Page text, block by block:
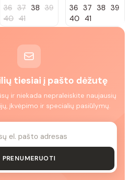
36 37 38 39
40 41
36 37 38 39
40 41
tiesiai į pašto dėžutę
ir niekada nepraleiskite naujausių
įkvėpimo ir specialių pasiūlymų.
PRENUMERUOTI